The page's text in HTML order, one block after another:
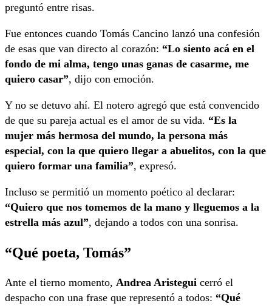
preguntó entre risas.
Fue entonces cuando Tomás Cancino lanzó una confesión
de esas que van directo al corazón: “Lo siento acá en el
fondo de mi alma, tengo unas ganas de casarme, me
quiero casar”, dijo con emoción.
Y no se detuvo ahí. El notero agregó que está convencido
de que su pareja actual es el amor de su vida. “Es la
mujer más hermosa del mundo, la persona más
especial, con la que quiero llegar a abuelitos, con la que
quiero formar una familia”, expresó.
Incluso se permitió un momento poético al declarar:
“Quiero que nos tomemos de la mano y lleguemos a la
estrella más azul”, dejando a todos con una sonrisa.
“Qué poeta, Tomás”
Ante el tierno momento, Andrea Aristegui cerró el
despacho con una frase que representó a todos: “Qué